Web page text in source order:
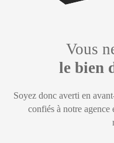
Vous
le bien
Soyez donc averti en
confiés à notre agence